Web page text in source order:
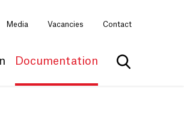
Media Vacancies Contact
Documentation
Show search